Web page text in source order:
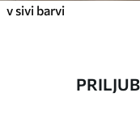
v sivi barvi